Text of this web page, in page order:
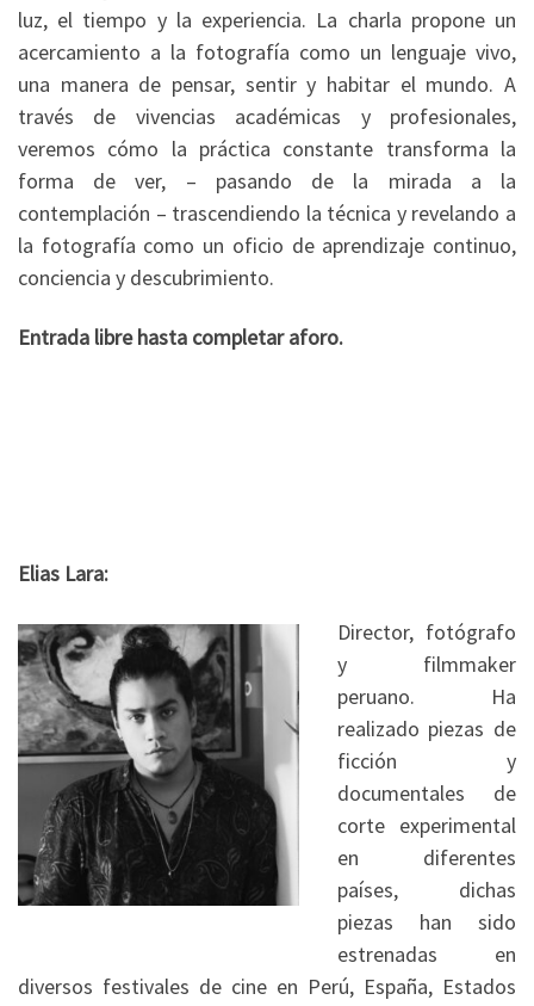
luz, el tiempo y la experiencia. La charla propone un
acercamiento a la fotografía como un lenguaje vivo,
una manera de pensar, sentir y habitar el mundo. A
través de vivencias académicas y profesionales,
veremos cómo la práctica constante transforma la
forma de ver, – pasando de la mirada a la
contemplación – trascendiendo la técnica y revelando a
la fotografía como un oficio de aprendizaje continuo,
conciencia y descubrimiento.
Entrada libre hasta completar aforo.
Elias Lara:
Director, fotógrafo
y filmmaker
peruano. Ha
realizado piezas de
ficción y
documentales de
corte experimental
en diferentes
países, dichas
piezas han sido
estrenadas en
diversos festivales de cine en Perú, España, Estados